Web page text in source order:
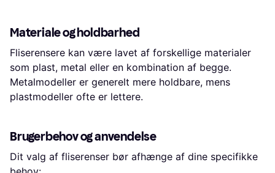
Materiale og holdbarhed
Fliserensere kan være lavet af forskellige materialer
som plast, metal eller en kombination af begge.
Metalmodeller er generelt mere holdbare, mens
plastmodeller ofte er lettere.
Brugerbehov og anvendelse
Dit valg af fliserenser bør afhænge af dine specifikke